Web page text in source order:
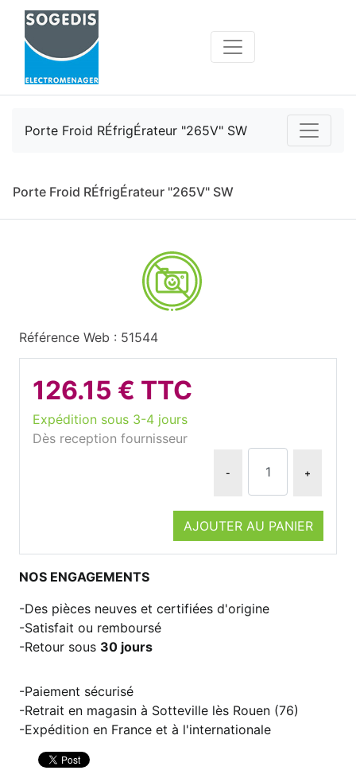
Porte Froid RÉfrigÉrateur "265V" SW
Porte Froid RÉfrigÉrateur "265V" SW
Référence Web : 51544
126.15 € TTC
Expédition sous 3-4 jours
Dès reception fournisseur
- +
AJOUTER AU PANIER
NOS ENGAGEMENTS
Des pièces neuves et certifiées d'origine
Satisfait ou remboursé
Retour sous 30 jours
Paiement sécurisé
Retrait en magasin à Sotteville lès Rouen (76)
Expédition en France et à l'internationale